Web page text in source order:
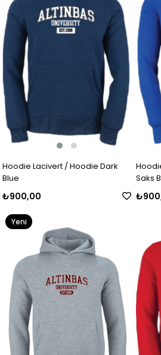
Hoodie Lacivert / Hoodie Dark
Blue
₺900,00
Saks
Yeni